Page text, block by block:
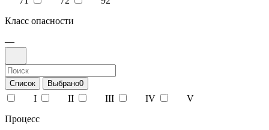
Класс опасности
—
Список Выбрано0
I II III IV
V
Процесс